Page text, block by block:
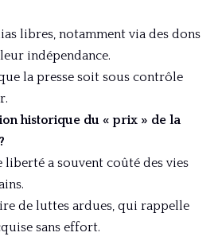
libres, notamment via des dons
indépendance.
la presse soit sous contrôle
historique du « prix » de la
a souvent coûté des vies
de luttes ardues, qui rappelle
sans effort.